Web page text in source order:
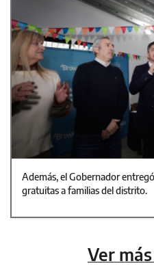
Además, el Gobernador
gratuitas a familias del distrito.
Ver